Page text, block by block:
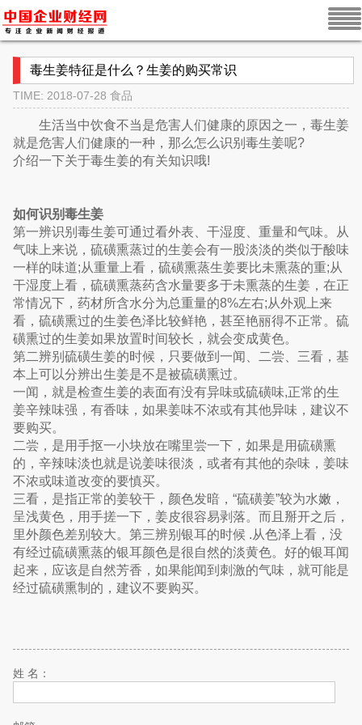
毒生姜特征是什么？生姜的购买常识
TIME: 2018-07-28 食品
生活当中饮食不当是危害人们健康的原因之一，毒生姜
就是危害人们健康的一种，那么怎么识别毒生姜呢?
介绍一下关于毒生姜的有关知识哦!
如何识别毒生姜
第一辨识别毒生姜可通过看外表、干湿度、重量和气味。从
气味上来说，硫磺熏蒸过的生姜会有一股淡淡的类似于酸味
一样的味道;从重量上看，硫磺熏蒸生姜要比未熏蒸的重;从
干湿度上看，硫磺熏蒸药含水量要多于未熏蒸的生姜，在正
常情况下，药材所含水分为总重量的8%左右;从外观上来
看，硫磺熏过的生姜色泽比较鲜艳，甚至艳丽得不正常。硫
磺熏过的生姜如果放置时间较长，就会变成黄色。
第二辨别硫磺生姜的时候，只要做到一闻、二尝、三看，基
本上可以分辨出生姜是不是被硫磺熏过。
一闻，就是检查生姜的表面有没有异味或硫磺味,正常的生
姜辛辣味强，有香味，如果姜味不浓或有其他异味，建议不
要购买。
二尝，是用手抠一小块放在嘴里尝一下，如果是用硫磺熏
的，辛辣味淡也就是说姜味很淡，或者有其他的杂味，姜味
不浓或味道改变的要慎买。
三看，是指正常的姜较干，颜色发暗，“硫磺姜”较为水嫩，
呈浅黄色，用手搓一下，姜皮很容易剥落。而且掰开之后，
里外颜色差别较大。第三辨别银耳的时候 .从色泽上看，没
有经过硫磺熏蒸的银耳颜色是很自然的淡黄色。好的银耳闻
起来，应该是自然芳香，如果能闻到刺激的气味，就可能是
经过硫磺熏制的，建议不要购买。
姓 名：